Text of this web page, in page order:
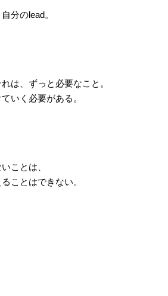
分のlead。
は、ずっと必要なこと。
いく必要がある。
ことは、
ことはできない。